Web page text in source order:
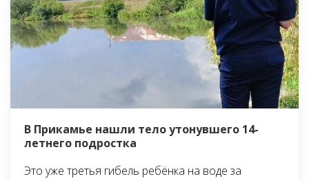
В Прикамье нашли тело утонувшего 14-
летнего подростка
Это уже третья гибель ребёнка на воде за